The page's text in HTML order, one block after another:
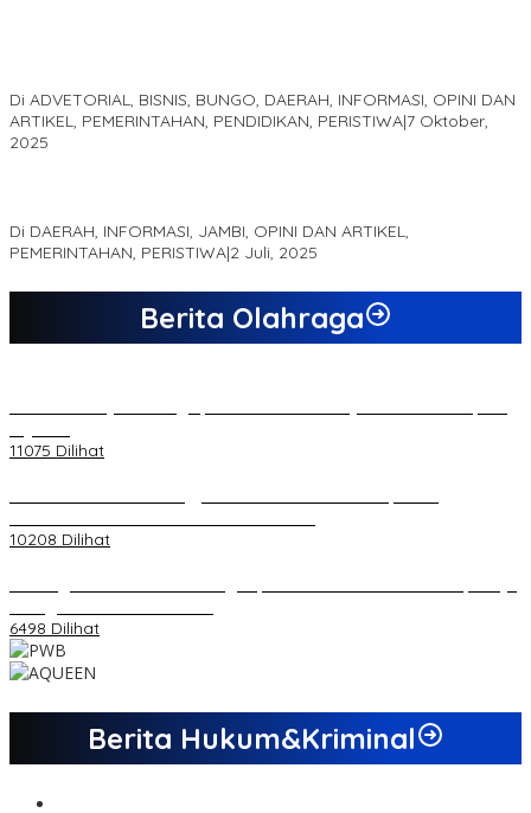
Di ADVETORIAL, BISNIS, BUNGO, DAERAH, INFORMASI, OPINI DAN
ARTIKEL, PEMERINTAHAN, PENDIDIKAN, PERISTIWA|7 Oktober,
2025
Di DAERAH, INFORMASI, JAMBI, OPINI DAN ARTIKEL,
PEMERINTAHAN, PERISTIWA|2 Juli, 2025
Berita Olahraga
11075 Dilihat
10208 Dilihat
6498 Dilihat
Berita Hukum&Kriminal